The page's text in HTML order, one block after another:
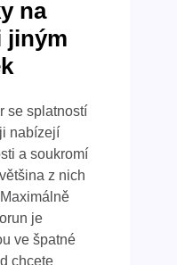
na
jiným
se splatností
nabízejí
a soukromí
z nich
je
ve špatné
chcete